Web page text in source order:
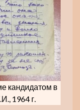
кандидатом в
1964 г.